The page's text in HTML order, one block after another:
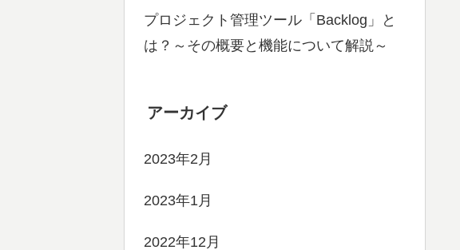
プロジェクト管理ツール「Backlog」と
は？～その概要と機能について解説～
アーカイブ
2023年2月
2023年1月
2022年12月